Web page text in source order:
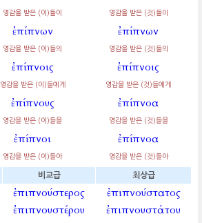
영감을 받은 (이)들이 영감을 받은 (것)들이
ἐπίπνων
영감을 받은 (이)들의
ἐπίπνων
영감을 받은 (것)들의
ἐπίπνοις
영감을 받은 (이)들에게
ἐπίπνοις
영감을 받은 (것)들에게
ἐπίπνους
영감을 받은 (이)들을
ἐπίπνοα
영감을 받은 (것)들을
ἐπίπνοι
영감을 받은 (이)들아
ἐπίπνοα
영감을 받은 (것)들아
비교급 최상급
ἐπιπνούστερος
ἐπιπνουστέρου
ἐπιπνούστατος
ἐπιπνουστάτου